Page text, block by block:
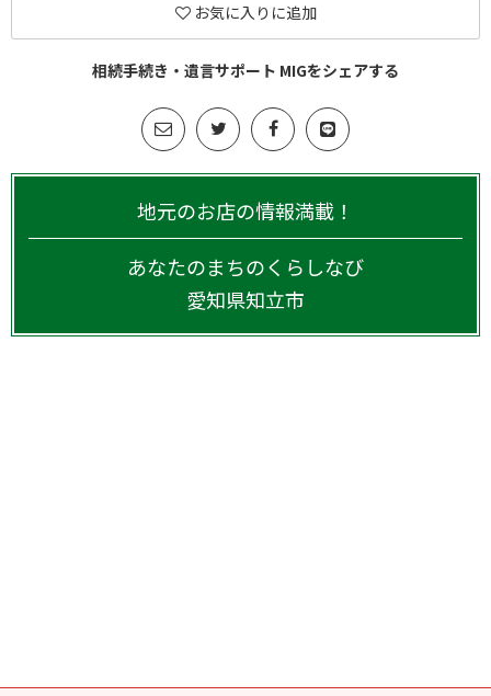
お気に入りに追加
相続手続き・遺言サポート MIGをシェアする
地元のお店の情報満載！
あなたのまちのくらしなび
愛知県知立市